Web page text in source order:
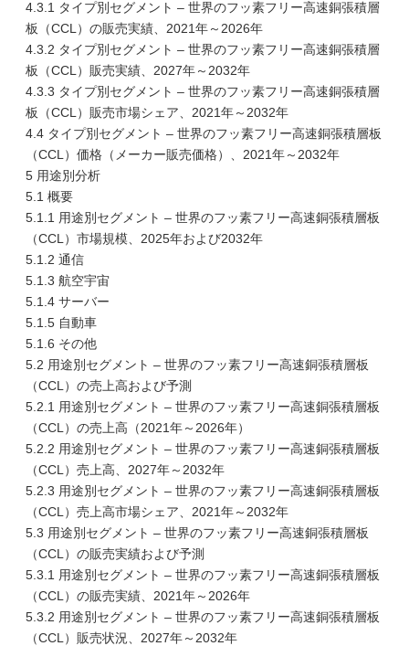
4.3.1 タイプ別セグメント – 世界のフッ素フリー高速銅張積層
板（CCL）の販売実績、2021年～2026年
4.3.2 タイプ別セグメント – 世界のフッ素フリー高速銅張積層
板（CCL）販売実績、2027年～2032年
4.3.3 タイプ別セグメント – 世界のフッ素フリー高速銅張積層
板（CCL）販売市場シェア、2021年～2032年
4.4 タイプ別セグメント – 世界のフッ素フリー高速銅張積層板
（CCL）価格（メーカー販売価格）、2021年～2032年
5 用途別分析
5.1 概要
5.1.1 用途別セグメント – 世界のフッ素フリー高速銅張積層板
（CCL）市場規模、2025年および2032年
5.1.2 通信
5.1.3 航空宇宙
5.1.4 サーバー
5.1.5 自動車
5.1.6 その他
5.2 用途別セグメント – 世界のフッ素フリー高速銅張積層板
（CCL）の売上高および予測
5.2.1 用途別セグメント – 世界のフッ素フリー高速銅張積層板
（CCL）の売上高（2021年～2026年）
5.2.2 用途別セグメント – 世界のフッ素フリー高速銅張積層板
（CCL）売上高、2027年～2032年
5.2.3 用途別セグメント – 世界のフッ素フリー高速銅張積層板
（CCL）売上高市場シェア、2021年～2032年
5.3 用途別セグメント – 世界のフッ素フリー高速銅張積層板
（CCL）の販売実績および予測
5.3.1 用途別セグメント – 世界のフッ素フリー高速銅張積層板
（CCL）の販売実績、2021年～2026年
5.3.2 用途別セグメント – 世界のフッ素フリー高速銅張積層板
（CCL）販売状況、2027年～2032年